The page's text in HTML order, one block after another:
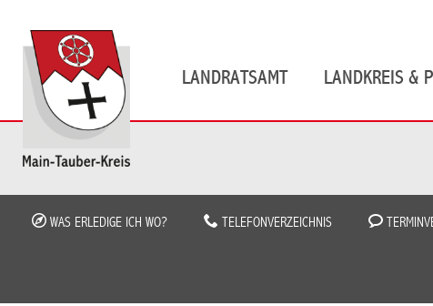
LANDRATSAMT LANDKREIS &
WAS ERLEDIGE ICH WO? TELEFONVERZEICHNIS